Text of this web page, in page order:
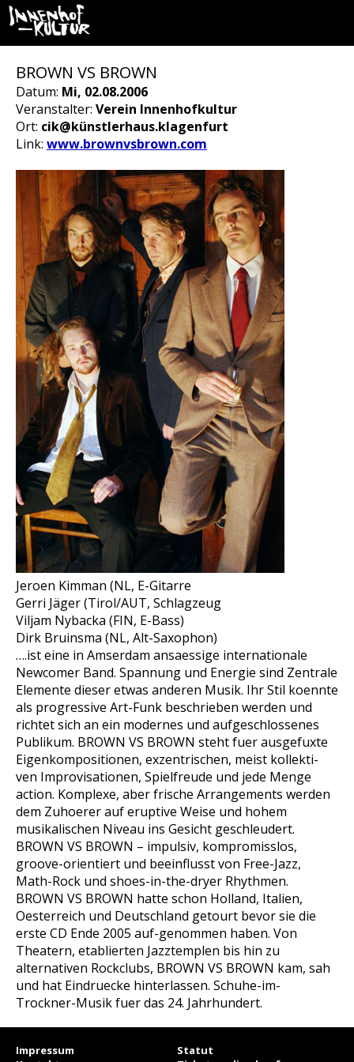
BROWN VS BROWN
Datum: Mi, 02.08.2006
Veranstalter: Verein Innenhofkultur
Ort: cik@künstlerhaus.klagenfurt
Link: www.brownvsbrown.com
Jeroen Kimman (NL, E-Gitarre
Gerri Jäger (Tirol/AUT, Schlagzeug
Viljam Nybacka (FIN, E-Bass)
Dirk Bruinsma (NL, Alt-Saxophon)
….ist eine in Amserdam ansaessige internationale
Newcomer Band. Spannung und Energie sind Zentrale
Elemente dieser etwas anderen Musik. Ihr Stil koennte
als progressive Art-Funk beschrieben werden und
richtet sich an ein modernes und aufgeschlossenes
Publikum. BROWN VS BROWN steht fuer ausgefuxte
Eigenkompositionen, exzentrischen, meist kollekti-
ven Improvisationen, Spielfreude und jede Menge
action. Komplexe, aber frische Arrangements werden
dem Zuhoerer auf eruptive Weise und hohem
musikalischen Niveau ins Gesicht geschleudert.
BROWN VS BROWN – impulsiv, kompromisslos,
groove-orientiert und beeinflusst von Free-Jazz,
Math-Rock und shoes-in-the-dryer Rhythmen.
BROWN VS BROWN hatte schon Holland, Italien,
Oesterreich und Deutschland getourt bevor sie die
erste CD Ende 2005 auf-genommen haben. Von
Theatern, etablierten Jazztemplen bis hin zu
alternativen Rockclubs, BROWN VS BROWN kam, sah
und hat Eindruecke hinterlassen. Schuhe-im-
Trockner-Musik fuer das 24. Jahrhundert.
Impressum
Statut